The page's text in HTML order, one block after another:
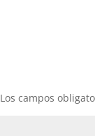
Los campos